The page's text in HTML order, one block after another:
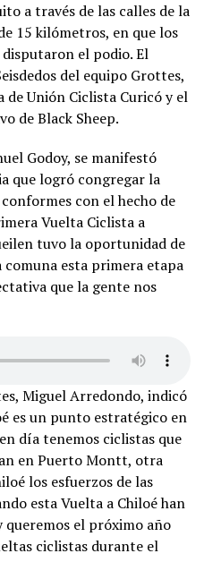
a través de las calles de la
15 kilómetros, en que los
el podio. El
del equipo Grottes,
Unión Ciclista Curicó y el
de Black Sheep.
Godoy, se manifestó
que logró congregar la
con el hecho de
Vuelta Ciclista a
tuvo la oportunidad de
esta primera etapa
que la gente nos
Miguel Arredondo, indicó
es un punto estratégico en
día tenemos ciclistas que
en Puerto Montt, otra
los esfuerzos de las
esta Vuelta a Chiloé han
el próximo año
ciclistas durante el